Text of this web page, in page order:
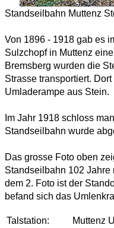
Standseilbahn Muttenz
Von 1896 - 1918 gab es
Sulzchopf in Muttenz
Bremsberg wurden die
Strasse transportiert.
Umladerampe aus Stein.
Im Jahr 1918 schloss
Standseilbahn wurde
Das grosse Foto oben
Standseilbahn 102
dem 2. Foto ist der
befand sich das
Talstation:
Muttenz